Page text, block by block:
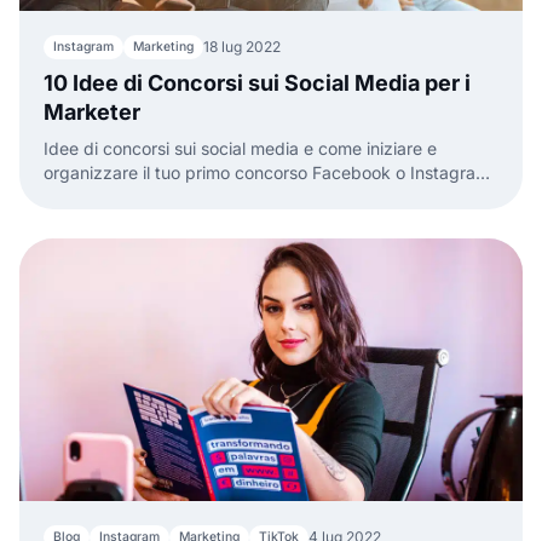
Instagram Marketing 18 lug 2022
10 Idee di Concorsi sui Social Media per i
Marketer
Idee di concorsi sui social media e come iniziare e
organizzare il tuo primo concorso Facebook o Instagram
Blog Instagram Marketing TikTok 4 lug 2022